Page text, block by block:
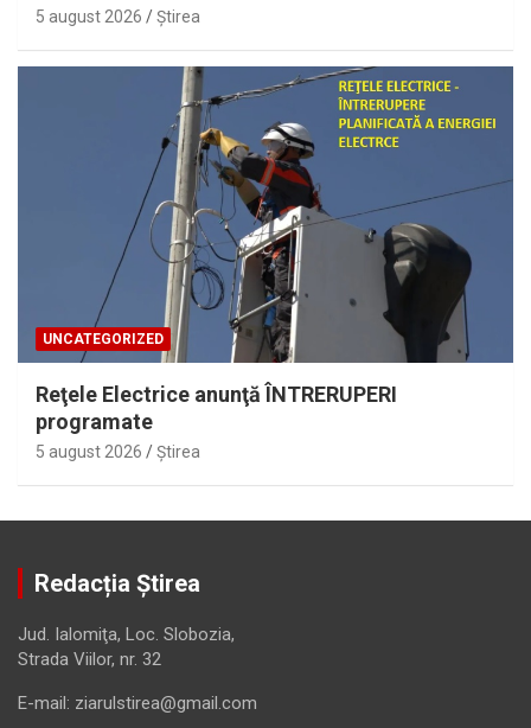
5 august 2026 Ştirea
UNCATEGORIZED
Reţele Electrice anunţă ÎNTRERUPERI
programate
5 august 2026 Ştirea
Redacția Știrea
Jud. Ialomiţa, Loc. Slobozia,
Strada Viilor, nr. 32
E-mail: ziarulstirea@gmail.com